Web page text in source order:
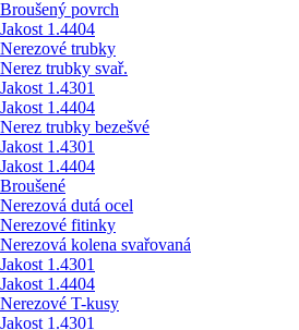
Broušený povrch
Jakost 1.4404
Nerezové trubky
Nerez trubky svař.
Jakost 1.4301
Jakost 1.4404
Nerez trubky bezešvé
Jakost 1.4301
Jakost 1.4404
Broušené
Nerezová dutá ocel
Nerezové fitinky
Nerezová kolena svařovaná
Jakost 1.4301
Jakost 1.4404
Nerezové T-kusy
Jakost 1.4301